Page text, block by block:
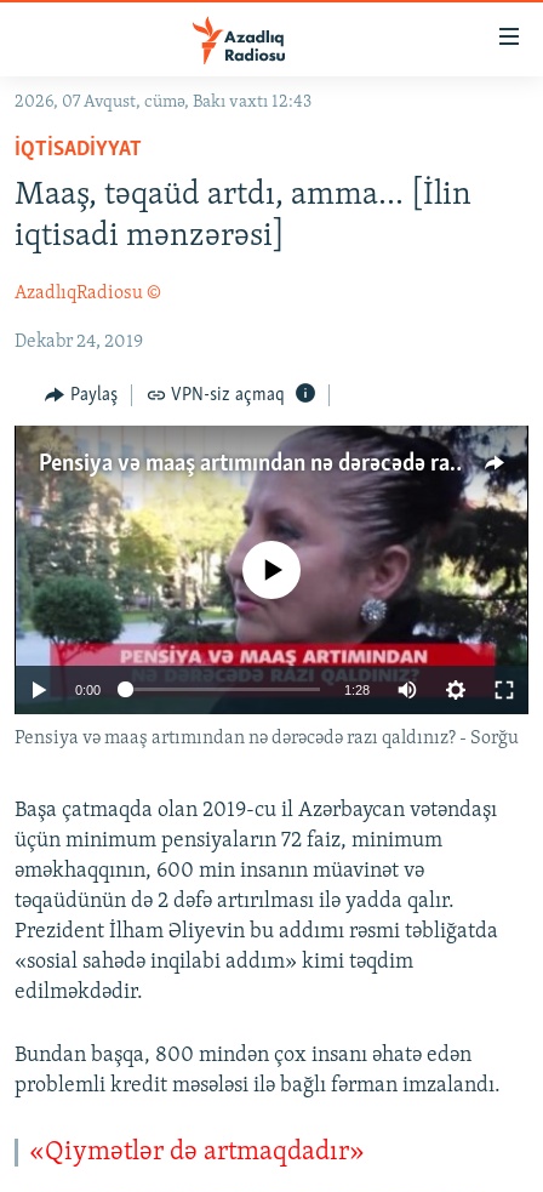
Əsas
qayıt
Əsas
naviqasiyaya
qayıt
Axtarışa
GÜNDƏM
KORRUPSIOMETR
#ƏSLINDƏ
FƏRQƏ BAX
QANUNI DOĞRU
ARAŞDIRMA
MULTIMEDIA
VIDEO
FOTOQALEREYA
İNFOQRAFIKA
KARIKATURA
RADIO ARXIV
OXU ZALI
AZƏRBAYCAN ƏDƏBIYYATI KITABXANASI
İSLAM VƏ DEMOKRATIYA
İZ - MƏDƏNIYYƏT PROQRAMI
HAQQIMIZDA
MISSIYAMIZ
PEŞƏ ETIKASI VƏ JURNALISTIKA STANDARTLARIMIZ
MATERIALLARIMIZDAN ISTIFADƏ
AZADLIQRADIOSU MOBIL TELEFONUNUZDA
BIZIMLƏ ƏLAQƏ
BIZI IZLƏ
RFE/RL-in bütün saytları
2026, 07 Avqust, cümə, Bakı vaxtı 12:43
İQTISADIYYAT
Maaş, təqaüd artdı, amma... [İlin
iqtisadi mənzərəsi]
AzadlıqRadiosu ©
Dekabr 24, 2019
Paylaş VPN-siz açmaq
Pensiya və maaş artımından nə dərəcədə razı qaldınız? - Sorğu
No media source currently available
0:00 1:28
Pensiya və maaş artımından nə dərəcədə razı qaldınız? - Sorğu
Başa çatmaqda olan 2019-cu il Azərbaycan vətəndaşı
üçün minimum pensiyaların 72 faiz, minimum
əməkhaqqının, 600 min insanın müavinət və
təqaüdünün də 2 dəfə artırılması ilə yadda qalır.
Prezident İlham Əliyevin bu addımı rəsmi təbliğatda
«sosial sahədə inqilabi addım» kimi təqdim
edilməkdədir.
Bundan başqa, 800 mindən çox insanı əhatə edən
problemli kredit məsələsi ilə bağlı fərman imzalandı.
«Qiymətlər də artmaqdadır»